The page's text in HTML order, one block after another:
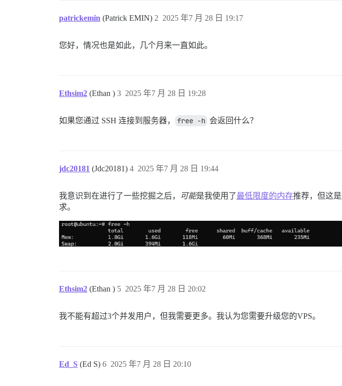
patrickemin (Patrick EMIN) 2025 年7 月 28 日 19:17
2
您好，情况也是如此，几个月来一直如此。
Ethsim2 (Ethan ) 2025 年7 月 28 日 19:28
3
如果您通过 SSH 连接到服务器， free -h 会返回什么？
jdc20181 (Jdc20181) 2025 年7 月 28 日 19:44
4
我意识到在进行了一些挖掘之后， 可能是我使用了最低限度的内存推荐，但这
求。
Ethsim2 (Ethan ) 2025 年7 月 28 日 20:02
5
我不能有超过3个并发用户，但我需要更多。我认为您需要升级您的VPS。
Ed_S (Ed S) 2025 年7 月 28 日 20:10
6